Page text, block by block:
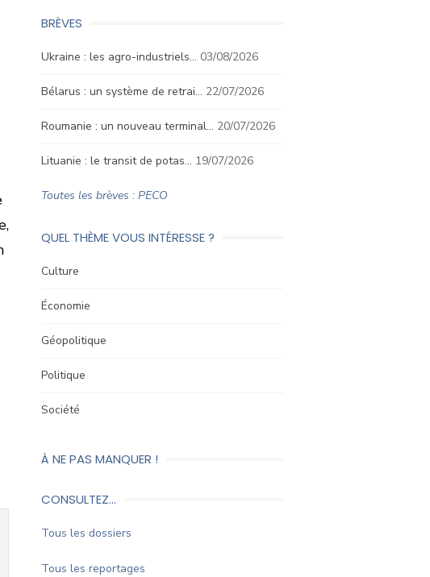
BRÈVES
Ukraine : les agro-industriels… 03/08/2026
Bélarus : un système de retrai… 22/07/2026
Roumanie : un nouveau terminal… 20/07/2026
Lituanie : le transit de potas… 19/07/2026
Toutes les brèves : PECO
QUEL THÈME VOUS INTÉRESSE ?
Culture
Économie
Géopolitique
Politique
Société
À NE PAS MANQUER !
CONSULTEZ…
Tous les dossiers
Tous les reportages